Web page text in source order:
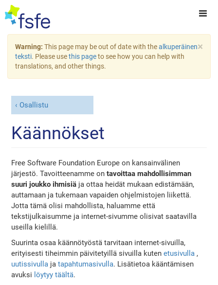
×
Warning: This page may be out of date with thealkuperäinen
teksti. Please usethis pageto see how you can help with
translations, and other things.
Osallistu
Käännökset
Free Software Foundation Europe on kansainvälinen
järjestö. Tavoitteenamme ontavoittaa mahdollisimman
suuri joukko ihmisiä ja ottaa heidät mukaan edistämään,
auttamaan ja tukemaan vapaiden ohjelmistojen liikettä.
Jotta tämä olisi mahdollista, haluamme että
tekstijulkaisumme ja internet-sivumme olisivat saatavilla
useilla kielillä.
Suurinta osaa käännötyöstä tarvitaan internet-sivuilla,
erityisesti tiheimmin päivitetyillä sivuilla kutenetusivulla ,
uutissivulla jatapahtumasivulla. Lisätietoa kääntämisen
avuksi löytyy täältä.